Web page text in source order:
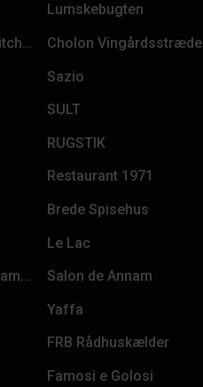
Lumskebugten
ZOKU The Living Kitchen
Cholon Vingårdsstræde
Sazio
SULT
RUGSTIK
Restaurant 1971
Brede Spisehus
Le Lac
Bryggerens Spisekammer
Salon de Annam
Yaffa
FRB Rådhuskælder
Famosi e Golosi